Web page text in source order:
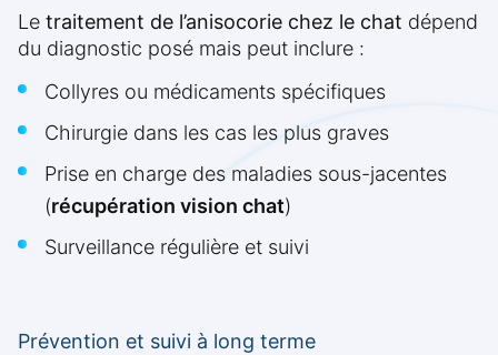
Le traitement de l’anisocorie chez le chat dépend
du diagnostic posé mais peut inclure :
Collyres ou médicaments spécifiques
Chirurgie dans les cas les plus graves
Prise en charge des maladies sous-jacentes
(récupération vision chat)
Surveillance régulière et suivi
Prévention et suivi à long terme